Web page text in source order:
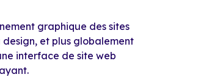
graphique des sites
et plus globalement
interface de site web